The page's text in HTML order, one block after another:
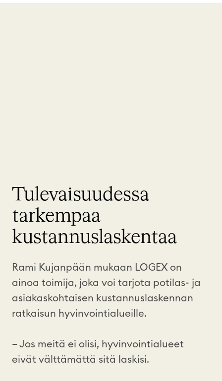
Tulevaisuudessa
tarkempaa
kustannuslaskentaa
Rami Kujanpään mukaan LOGEX on
ainoa toimija, joka voi tarjota potilas- ja
asiakaskohtaisen kustannuslaskennan
ratkaisun hyvinvointialueille.
– Jos meitä ei olisi, hyvinvointialueet
eivät välttämättä sitä laskisi.